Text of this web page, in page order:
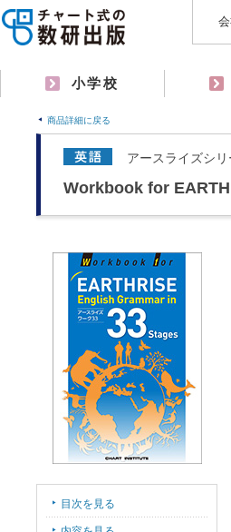
小学校
商品詳細に戻る
アースライズシ
Workbook for
目次を見る